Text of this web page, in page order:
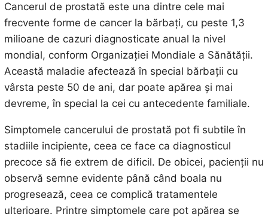
Cancerul de prostată este una dintre cele mai
frecvente forme de cancer la bărbați, cu peste 1,3
milioane de cazuri diagnosticate anual la nivel
mondial, conform Organizației Mondiale a Sănătății.
Această maladie afectează în special bărbații cu
vârsta peste 50 de ani, dar poate apărea și mai
devreme, în special la cei cu antecedente familiale.
Simptomele cancerului de prostată pot fi subtile în
stadiile incipiente, ceea ce face ca diagnosticul
precoce să fie extrem de dificil. De obicei, pacienții nu
observă semne evidente până când boala nu
progresează, ceea ce complică tratamentele
ulterioare. Printre simptomele care pot apărea se